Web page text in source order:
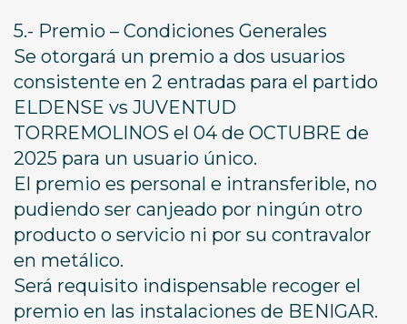
5.- Premio – Condiciones Generales
Se otorgará un premio a dos usuarios
consistente en 2 entradas para el partido
ELDENSE vs JUVENTUD
TORREMOLINOS el 04 de OCTUBRE de
2025 para un usuario único.
El premio es personal e intransferible, no
pudiendo ser canjeado por ningún otro
producto o servicio ni por su contravalor
en metálico.
Será requisito indispensable recoger el
premio en las instalaciones de BENIGAR.